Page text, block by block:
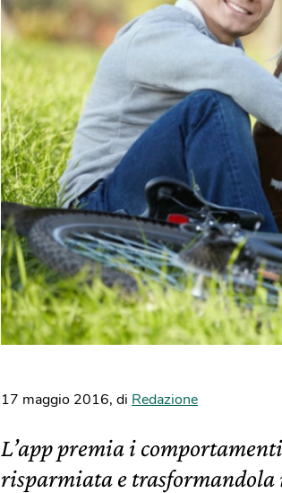
17 maggio 2016, di Redazione
L’app premia i
risparmiata e trasformandola